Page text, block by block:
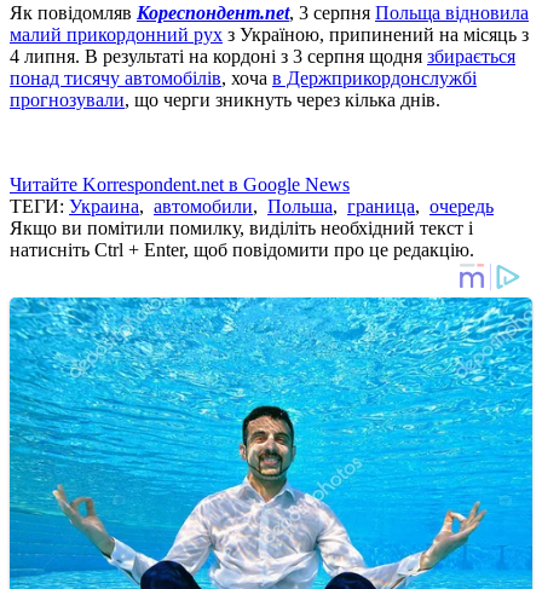
Як повідомляв Кореспондент.net, 3 серпня Польща відновила
малий прикордонний рух з Україною, припинений на місяць з
4 липня. В результаті на кордоні з 3 серпня щодня збирається
понад тисячу автомобілів, хоча в Держприкордонслужбі
прогнозували, що черги зникнуть через кілька днів.
Читайте Korrespondent.net в Google News
ТЕГИ: Украина, автомобили, Польша, граница, очередь
Якщо ви помітили помилку, виділіть необхідний текст і
натисніть Ctrl + Enter, щоб повідомити про це редакцію.